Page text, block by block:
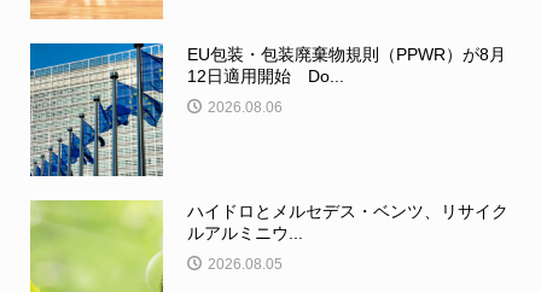
EU包装・包装廃棄物規則（PPWR）が8月
12日適用開始 Do...
2026.08.06
ハイドロとメルセデス・ベンツ、リサイク
ルアルミニウ...
2026.08.05